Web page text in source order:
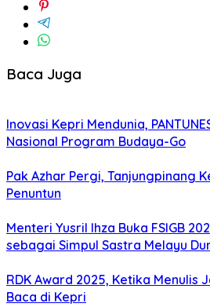
Baca Juga
Inovasi Kepri Mendunia,
Nasional Program Budaya-Go
Pak Azhar Pergi, Tanjungpinang
Penuntun
Menteri Yusril Ihza Buka FSIGB
sebagai Simpul Sastra Melayu
RDK Award 2025, Ketika Menulis
Baca di Kepri